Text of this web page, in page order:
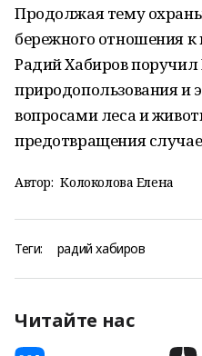
Продолжая тему
бережного отношения
Радий Хабиров
природопользования и
вопросами леса и
предотвращения
Автор: Колоколова Елена
Теги: радий хабиров
Читайте нас